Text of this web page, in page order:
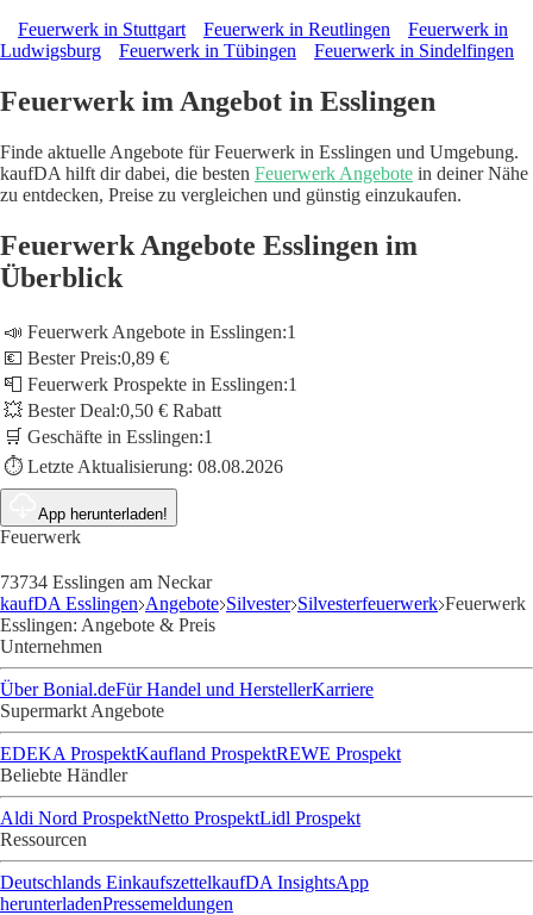
Feuerwerk in Stuttgart Feuerwerk in Reutlingen
Feuerwerk in
Ludwigsburg
Feuerwerk in Tübingen Feuerwerk in Sindelfingen
Feuerwerk im Angebot in Esslingen
Finde aktuelle Angebote für Feuerwerk in Esslingen und Umgebung.
kaufDA hilft dir dabei, die besten Feuerwerk Angebote in deiner Nähe
zu entdecken, Preise zu vergleichen und günstig einzukaufen.
Feuerwerk Angebote Esslingen im
Überblick
📣 Feuerwerk Angebote in Esslingen:1
💶 Bester Preis:0,89 €
📮 Feuerwerk Prospekte in Esslingen:1
💥 Bester Deal:0,50 € Rabatt
🛒 Geschäfte in Esslingen:1
⏱️ Letzte Aktualisierung: 08.08.2026
App herunterladen!
Feuerwerk
73734 Esslingen am Neckar
kaufDA Esslingen Angebote Silvester Silvesterfeuerwerk Feuerwerk
Esslingen: Angebote & Preis
Unternehmen
Über Bonial.deFür Handel und HerstellerKarriere
Supermarkt Angebote
EDEKA ProspektKaufland ProspektREWE Prospekt
Beliebte Händler
Aldi Nord ProspektNetto ProspektLidl Prospekt
Ressourcen
Deutschlands EinkaufszettelkaufDA InsightsApp
herunterladenPressemeldungen